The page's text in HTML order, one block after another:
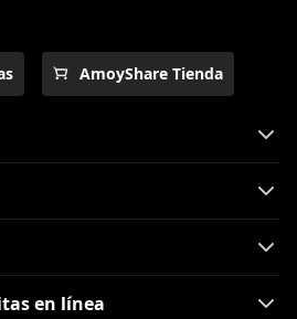
AmoyShare Tienda
en línea